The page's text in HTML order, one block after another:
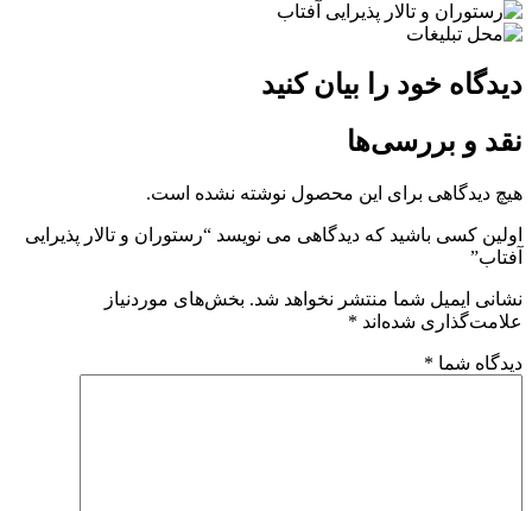
دیدگاه خود را بیان کنید
نقد و بررسی‌ها
هیچ دیدگاهی برای این محصول نوشته نشده است.
اولین کسی باشید که دیدگاهی می نویسد “رستوران و تالار پذیرایی
آفتاب”
نشانی ایمیل شما منتشر نخواهد شد. بخش‌های موردنیاز
علامت‌گذاری شده‌اند *
دیدگاه شما *